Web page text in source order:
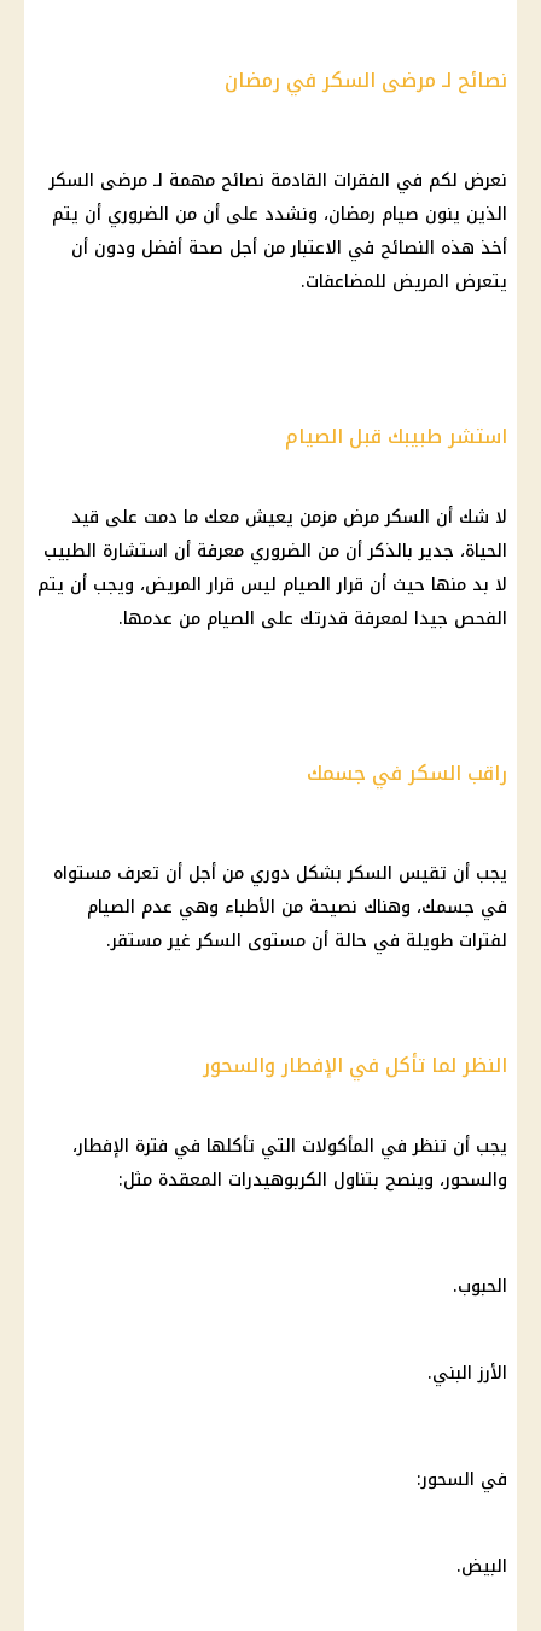
نصائح لـ مرضى السكر في رمضان
نعرض لكم في الفقرات القادمة نصائح مهمة لـمرضى السكر
الذين ينون صيام رمضان، ونشدد على أن من الضروري أن يتم
أخذ هذه النصائح في الاعتبار من أجل صحة أفضل ودون أن
يتعرض المريض للمضاعفات.
استشر طبيبك قبل الصيام
لا شك أن السكرمرض مزمن يعيش معك ما دمت على قيد
الحياة، جدير بالذكر أن من الضروري معرفة أن استشارة الطبيب
لا بد منها حيث أن قرارالصيام ليس قرارالمريض، ويجب أن يتم
الفحص جيدا لمعرفة قدرتك على الصيام من عدمها.
راقب السكر في جسمك
يجب أن تقيس السكربشكل دوري من أجل أن تعرف مستواه
في جسمك، وهناك نصيحة من الأطباء وهي عدم الصيام
لفترات طويلة في حالة أن مستوى السكرغير مستقر.
النظر لما تأكل في الإفطار والسحور
يجب أن تنظر في المأكولات التي تأكلها في فترة الإفطار،
والسحور، وينصح بتناول الكربوهيدرات المعقدة مثل:
الحبوب.
الأرز البني.
في السحور:
البيض.